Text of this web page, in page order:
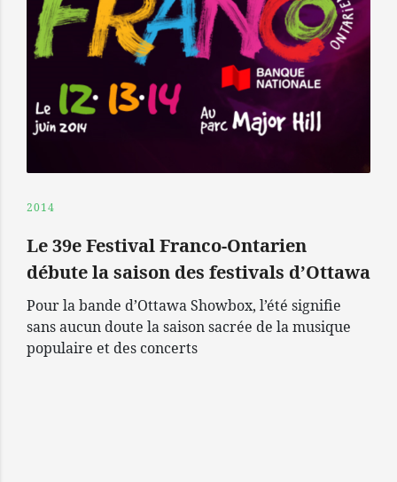
2014
Le 39e Festival Franco-Ontarien
débute la saison des festivals d’Ottawa
Pour la bande d’Ottawa Showbox, l’été signifie
sans aucun doute la saison sacrée de la musique
populaire et des concerts